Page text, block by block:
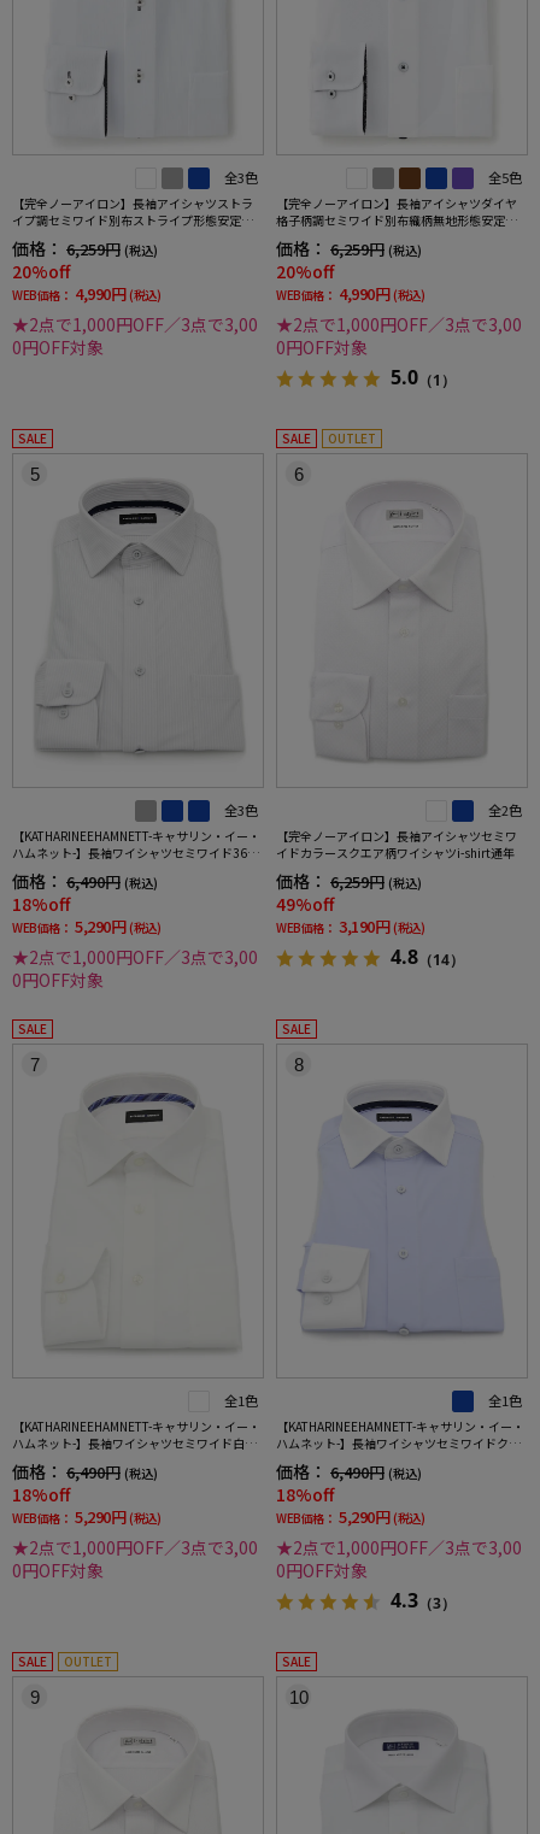
全3色
【完全ノーアイロン】長袖アイシャツストラ
イプ調セミワイド別布ストライプ形態安定ス
トレッチ防汚効果吸汗速乾ワイシャツ通年
価格： 6,259円 (税込)
20%off
WEB価格： 4,990円 (税込)
★2点で1,000円OFF／3点で3,00
0円OFF対象
全5色
【完全ノーアイロン】長袖アイシャツダイヤ
格子柄調セミワイド別布織柄無地形態安定ス
トレッチ防汚効果吸汗速乾ワイシャツ通年
価格： 6,259円 (税込)
20%off
WEB価格： 4,990円 (税込)
★2点で1,000円OFF／3点で3,00
0円OFF対象
5.0 （1）
SALE
5
全3色
【KATHARINEEHAMNETT-キャサリン・イー・
ハムネット-】長袖ワイシャツセミワイド360°
ストレッチ吸水速乾ストライプ通年
価格： 6,490円 (税込)
18%off
WEB価格： 5,290円 (税込)
★2点で1,000円OFF／3点で3,00
0円OFF対象
SALE OUTLET
6
全2色
【完全ノーアイロン】長袖アイシャツセミワ
イドカラースクエア柄ワイシャツi-shirt通年
価格： 6,259円 (税込)
49%off
WEB価格： 3,190円 (税込)
4.8 （14）
SALE
7
全1色
【KATHARINEEHAMNETT-キャサリン・イー・
ハムネット-】長袖ワイシャツセミワイド白ド
ビーストライプリサイクル素材使用通年
価格： 6,490円 (税込)
18%off
WEB価格： 5,290円 (税込)
★2点で1,000円OFF／3点で3,00
0円OFF対象
SALE
8
全1色
【KATHARINEEHAMNETT-キャサリン・イー・
ハムネット-】長袖ワイシャツセミワイドクレ
リック360°ストレッチ吸水速乾無地通年
価格： 6,490円 (税込)
18%off
WEB価格： 5,290円 (税込)
★2点で1,000円OFF／3点で3,00
0円OFF対象
4.3 （3）
SALE OUTLET
9
SALE
10